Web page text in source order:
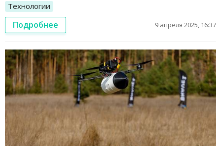
Технологии
Подробнее 9 апреля 2025, 16:37